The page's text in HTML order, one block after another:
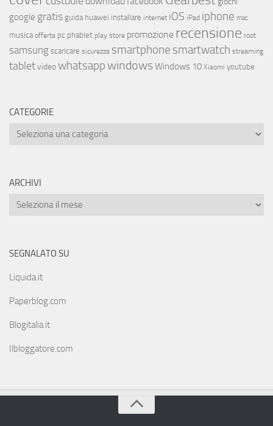
google gratis guida huawei installare internet iOS iPad iphone mac
musica offerta pc phablet play store promozione recensione root
samsungscaricare sicurezza smartphone smartwatch streaming
tabletvideowhatsappwindowsWindows 10 Xiaomi youtube
CATEGORIE
ARCHIVI
SEGNALATO SU
Liquida.it
Paperblog.com
Blogitalia.it
Ilbloggatore.com